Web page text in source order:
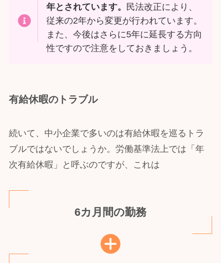
年とされています。 民法改正により、
従来の2年から変更が行われています。
また、今後はさらに5年に延長する方向
性ですので注意をしておきましょう。
有給休暇のトラブル
続いて、中小企業で多いのは有給休暇を巡るトラ
ブルではないでしょうか。労働基準法上では「年
次有給休暇」と呼ぶのですが、これは
6カ月間の勤務